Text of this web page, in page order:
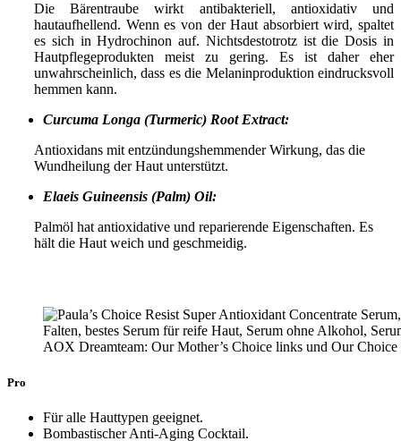
Die Bärentraube wirkt antibakteriell, antioxidativ und
hautaufhellend. Wenn es von der Haut absorbiert wird, spaltet
es sich in Hydrochinon auf. Nichtsdestotrotz ist die Dosis in
Hautpflegeprodukten meist zu gering. Es ist daher eher
unwahrscheinlich, dass es die Melaninproduktion eindrucksvoll
hemmen kann.
Curcuma Longa (Turmeric) Root Extract:
Antioxidans mit entzündungshemmender Wirkung, das die
Wundheilung der Haut unterstützt.
Elaeis Guineensis (Palm) Oil:
Palmöl hat antioxidative und reparierende Eigenschaften. Es
hält die Haut weich und geschmeidig.
AOX Dreamteam: Our Mother’s Choice links und Our Choice
Pro
Für alle Hauttypen geeignet.
Bombastischer Anti-Aging Cocktail.